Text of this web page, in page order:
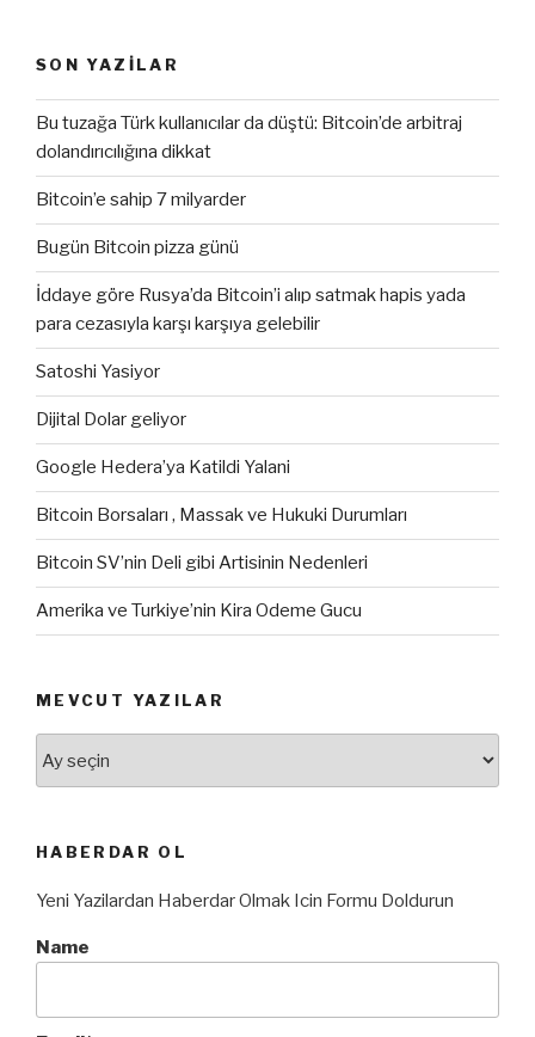
SON YAZILAR
Bu tuzağa Türk kullanıcılar da düştü: Bitcoin’de arbitraj
dolandırıcılığına dikkat
Bitcoin’e sahip 7 milyarder
Bugün Bitcoin pizza günü
İddaye göre Rusya’da Bitcoin’i alıp satmak hapis yada
para cezasıyla karşı karşıya gelebilir
Satoshi Yasiyor
Dijital Dolar geliyor
Google Hedera’ya Katildi Yalani
Bitcoin Borsaları , Massak ve Hukuki Durumları
Bitcoin SV’nin Deli gibi Artisinin Nedenleri
Amerika ve Turkiye’nin Kira Odeme Gucu
MEVCUT YAZILAR
Yazılar
HABERDAR OL
Yeni Yazilardan Haberdar Olmak Icin Formu Doldurun
Name